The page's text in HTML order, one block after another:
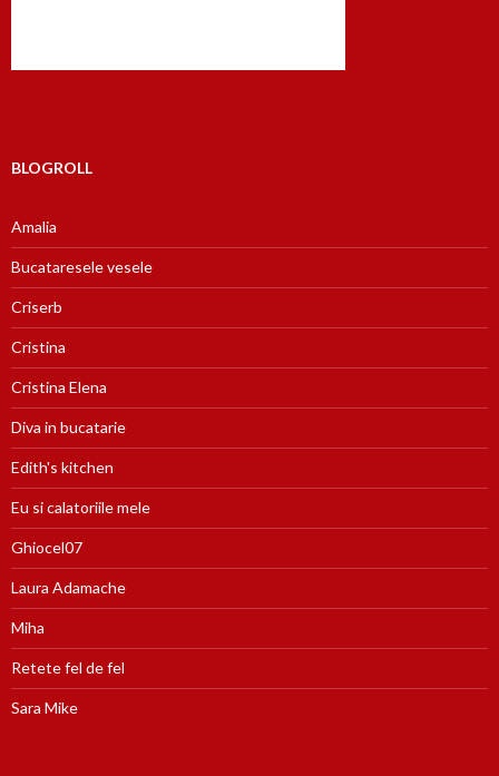
BLOGROLL
Amalia
Bucataresele vesele
Criserb
Cristina
Cristina Elena
Diva in bucatarie
Edith's kitchen
Eu si calatoriile mele
Ghiocel07
Laura Adamache
Miha
Retete fel de fel
Sara Mike